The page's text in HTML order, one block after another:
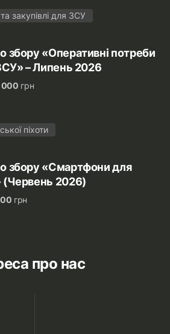
закупівлі для ЗСУ
збору «Оперативні потреби
– Липень 2026
000 грн
піхоти
збору «Смартфони для
(Червень 2026)
грн
про нас